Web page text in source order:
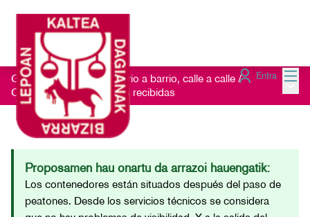
Entra
Getxo Txukun 2021 - Barrio a barrio, calle a calle /
Consulta las Sugerencias recibidas
Proposamen hau onartu da arrazoi hauengatik:
Los contenedores están situados después del paso de
peatones. Desde los servicios técnicos se considera